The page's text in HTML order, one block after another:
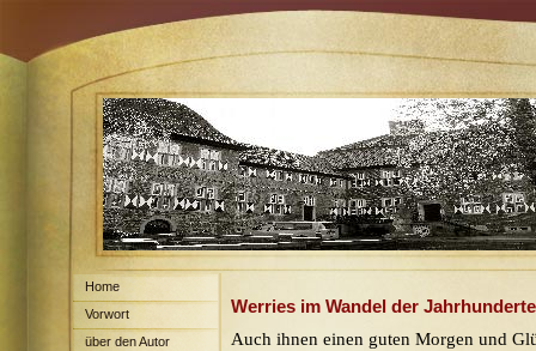
Home
Vorwort
über den Autor
Werries im Wandel der
Auch ihnen einen guten Morgen und